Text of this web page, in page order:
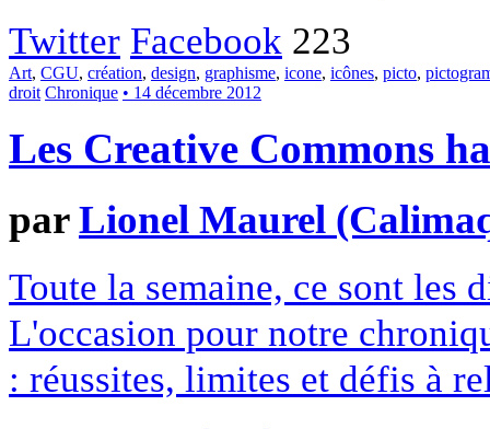
Twitter Facebook 223
Art, CGU, création, design, graphisme, icone, icônes, picto,
droit Chronique • 14 décembre 2012
Les Creative Commons
parLionel Maurel
Toute la semaine, ce sont les
L'occasion pour notre
: réussites, limites et défis à